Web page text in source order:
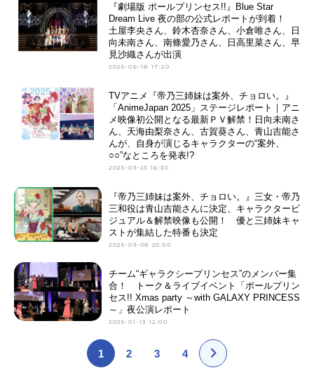
『劇場版 ポールプリンセス!!』Blue Star
Dream Live 夜の部の公式レポートが到着！
土屋李央さん、鈴木杏奈さん、小倉唯さん、日
向未南さん、南條愛乃さん、日高里菜さん、早
見沙織さんが出演
2025-06-18 17:20
TVアニメ『帝乃三姉妹は案外、チョロい。』
「AnimeJapan 2025」ステージレポート｜アニ
メ映像初公開となる最新ＰＶ解禁！日向未南さ
ん、天海由梨奈さん、古賀葵さん、青山吉能さ
んが、自身が演じるキャラクターの“案外、
○○”なところを発表!?
2025-03-23 16:30
『帝乃三姉妹は案外、チョロい。』三女・帝乃
三和役は青山吉能さんに決定、キャラクタービ
ジュアル＆解禁映像も公開！ 優と三姉妹キャ
ストが集結した特番も決定
2025-03-08 20:50
チーム“ギャラクシープリンセス”のメンバー集
合！ トーク＆ライブイベント「ポールプリン
セス!! Xmas party ～with GALAXY PRINCESS
～」夜公演レポート
2025-01-13 12:00
1 2 3 4